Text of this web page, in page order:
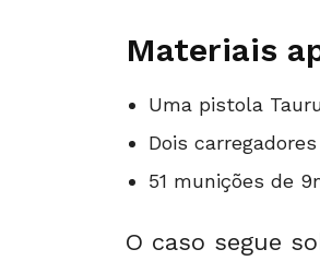
Materiais
Uma pistola
Dois carregadores
51 munições de
O caso segue